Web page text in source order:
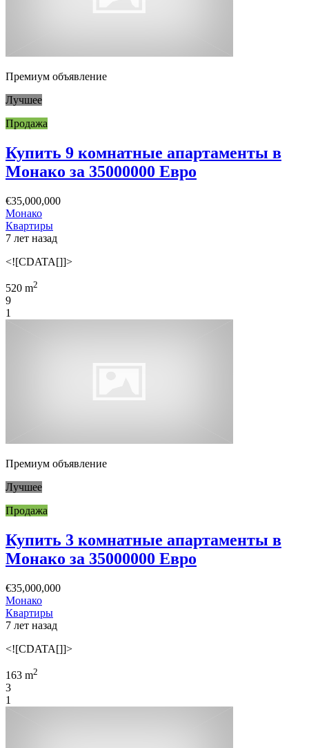
Премиум объявление
Лучшее
Продажа
Купить 9 комнатные апартаменты в
Монако за 35000000 Евро
€35,000,000
Монако
Квартиры
7 лет назад
<![CDATA[]]>
520 m2
9
1
Премиум объявление
Лучшее
Продажа
Купить 3 комнатные апартаменты в
Монако за 35000000 Евро
€35,000,000
Монако
Квартиры
7 лет назад
<![CDATA[]]>
163 m2
3
1